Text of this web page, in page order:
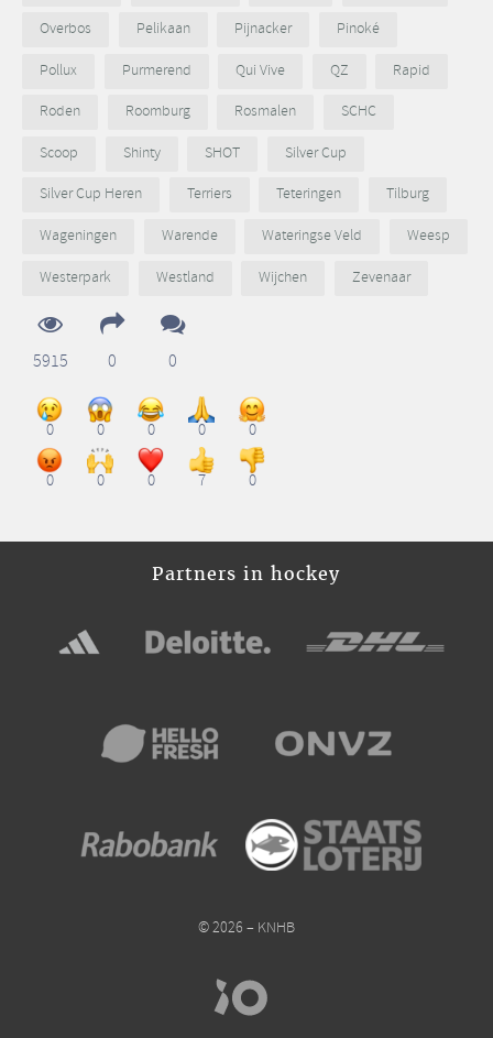
Overbos
Pelikaan Pijnacker
Pinoké
Pollux
Purmerend Qui Vive QZ
Rapid
Roden
Roomburg Rosmalen
SCHC
Scoop
Shinty SHOT
Silver Cup
Silver Cup Heren
Terriers Teteringen
Tilburg
Wageningen
Warende Wateringse Veld
Weesp
Westerpark
Westland Wijchen Zevenaar
5915 0 0
0 0 0 0 0
0 0 0 7 0
Partners in hockey
© 2026 – KNHB